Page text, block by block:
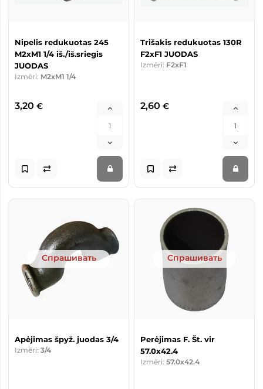
Nipelis redukuotas 245
M2xM1 1/4 iš./iš.sriegis
JUODAS
Izmēri: M2xM1 1/4
3,20 €
Trišakis redukuotas 130R
F2xF1 JUODAS
Izmēri: F2xF1
2,60 €
Спрашивать
Apėjimas špyž. juodas 3/4
Izmēri: 3/4
Спрашивать
Perėjimas F. Št. vir
57.0x42.4
Izmēri: 57.0x42.4